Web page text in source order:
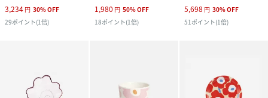
3,234 円 30%OFF
29ポイント(1倍)
1,980 円 50%OFF
18ポイント(1倍)
5,698 円 30%OFF
51ポイント(1倍)